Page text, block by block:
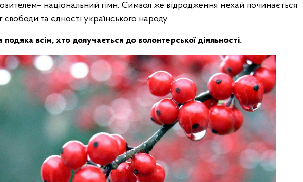
національний гімн. Символ же відродження нехай починається
свободи та єдності українського народу.
подяка всім, хто долучається до волонтерської діяльності.